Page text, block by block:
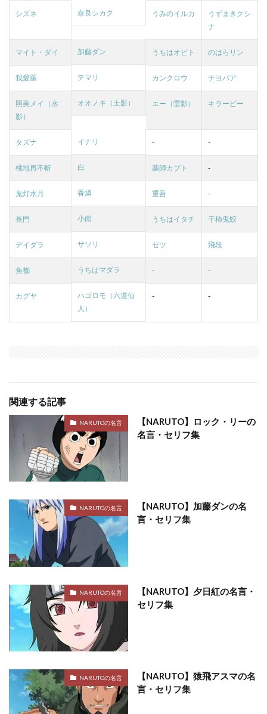
シズネ 奈良シカク うみのイルカ
うずまきクシ
ナ
マイト・ダイ 加藤ダン うちはオビト のはらリン
我愛羅 テマリ カンクロウ チヨバア
照美メイ（水
影）
オオノキ（土影） エー（雷影） キラービー
タズナ イナリ - -
桃地再不斬 白 薬師カブト -
鬼灯水月 香燐 重吾 -
長門 小南 うちはイタチ 干柿鬼鮫
デイダラ サソリ ゼツ 飛段
角都 うちはマダラ - -
カグヤ
ハゴロモ（六道仙
人）
- -
関連する記事
NARUTOの名言
【NARUTO】ロック・リーの
名言・セリフ集
NARUTOの名言
【NARUTO】加藤ダンの名
言・セリフ集
NARUTOの名言
【NARUTO】夕日紅の名言・
セリフ集
NARUTOの名言
【NARUTO】猿飛アスマの名
言・セリフ集